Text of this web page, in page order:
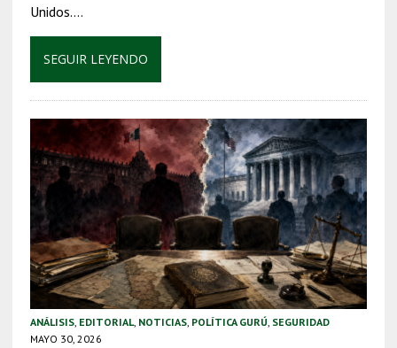
Unidos….
SEGUIR LEYENDO
ANÁLISIS, EDITORIAL, NOTICIAS, POLÍTICA GURÚ SEGURIDAD
MAYO 30, 2026